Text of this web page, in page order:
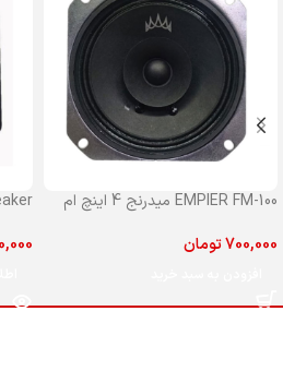
EMPIER FM-100 میدرنج 4 اینچ ام
700,000تومان